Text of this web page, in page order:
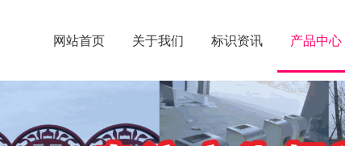
网站首页 关于我们 标识资讯 产品中心